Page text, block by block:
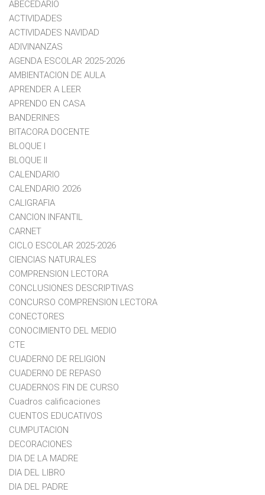
ABECEDARIO
ACTIVIDADES
ACTIVIDADES NAVIDAD
ADIVINANZAS
AGENDA ESCOLAR 2025-2026
AMBIENTACION DE AULA
APRENDER A LEER
APRENDO EN CASA
BANDERINES
BITACORA DOCENTE
BLOQUE I
BLOQUE II
CALENDARIO
CALENDARIO 2026
CALIGRAFIA
CANCION INFANTIL
CARNET
CICLO ESCOLAR 2025-2026
CIENCIAS NATURALES
COMPRENSION LECTORA
CONCLUSIONES DESCRIPTIVAS
CONCURSO COMPRENSION LECTORA
CONECTORES
CONOCIMIENTO DEL MEDIO
CTE
CUADERNO DE RELIGION
CUADERNO DE REPASO
CUADERNOS FIN DE CURSO
Cuadros calificaciones
CUENTOS EDUCATIVOS
CUMPUTACION
DECORACIONES
DIA DE LA MADRE
DIA DEL LIBRO
DIA DEL PADRE